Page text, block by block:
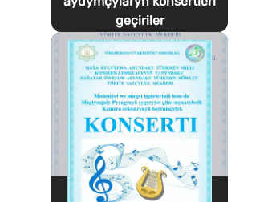
geçiriler